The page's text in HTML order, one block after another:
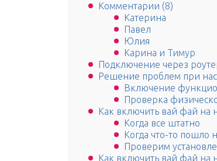
Комментарии (8)
Катерина
Павел
Юлия
Карина и Тимур
Подключение через
Решение проблем при
Включение
Проверка
Как включить вай фай на
Когда все штатно
Когда что-то пошло
Проверим
Как включить вай фай на